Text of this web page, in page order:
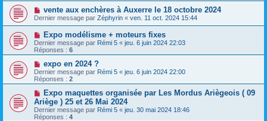
vente aux enchères à Auxerre le 18 octobre 2024
Dernier message par Zéphyrin « ven. 11 oct. 2024 15:44
Expo modélisme + moteurs fixes
Dernier message par Rémi 5 « jeu. 6 juin 2024 22:03
Réponses : 6
expo en 2024 ?
Dernier message par Rémi 5 « jeu. 6 juin 2024 22:00
Réponses : 2
Expo maquettes organisée par Les Mordus Ariègeois ( 09
Ariège ) 25 et 26 Mai 2024
Dernier message par Rémi 5 « jeu. 30 mai 2024 18:46
Réponses : 4